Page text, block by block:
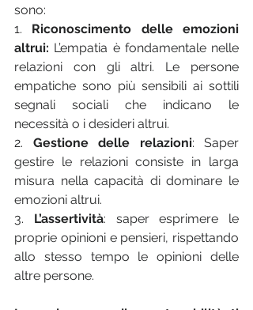
sono:
1. Riconoscimento delle emozioni
altrui: L’empatia è fondamentale nelle
relazioni con gli altri. Le persone
empatiche sono più sensibili ai sottili
segnali sociali che indicano le
necessità o i desideri altrui.
2. Gestione delle relazioni: Saper
gestire le relazioni consiste in larga
misura nella capacità di dominare le
emozioni altrui.
3. L’assertività: saper esprimere le
proprie opinioni e pensieri, rispettando
allo stesso tempo le opinioni delle
altre persone.